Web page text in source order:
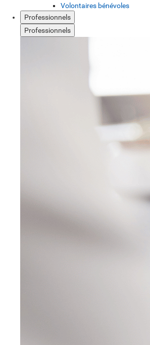
Volontaires bénévoles
Professionnels
Professionnels